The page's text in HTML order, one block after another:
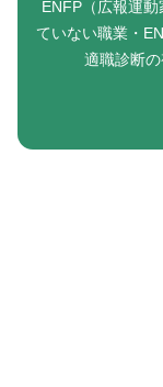
ENFP（広報運
ていない職業・
適職診断の